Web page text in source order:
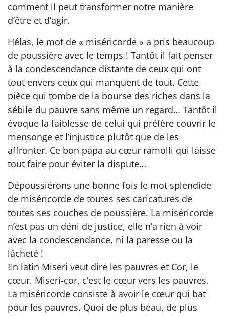
comment il peut transformer notre manière
d’être et d’agir.
Hélas, le mot de « miséricorde » a pris beaucoup
de poussière avec le temps ! Tantôt il fait penser
à la condescendance distante de ceux qui ont
tout envers ceux qui manquent de tout. Cette
pièce qui tombe de la bourse des riches dans la
sébile du pauvre sans même un regard… Tantôt il
évoque la faiblesse de celui qui préfère couvrir le
mensonge et l’injustice plutôt que de les
affronter. Ce bon papa au cœur ramolli qui laisse
tout faire pour éviter la dispute…
Dépoussiérons une bonne fois le mot splendide
de miséricorde de toutes ses caricatures de
toutes ses couches de poussière. La miséricorde
n’est pas un déni de justice, elle n’a rien à voir
avec la condescendance, ni la paresse ou la
lâcheté !
En latin Miseri veut dire les pauvres et Cor, le
cœur. Miseri-cor, c’est le cœur vers les pauvres.
La miséricorde consiste à avoir le cœur qui bat
pour les pauvres. Quoi de plus beau, de plus